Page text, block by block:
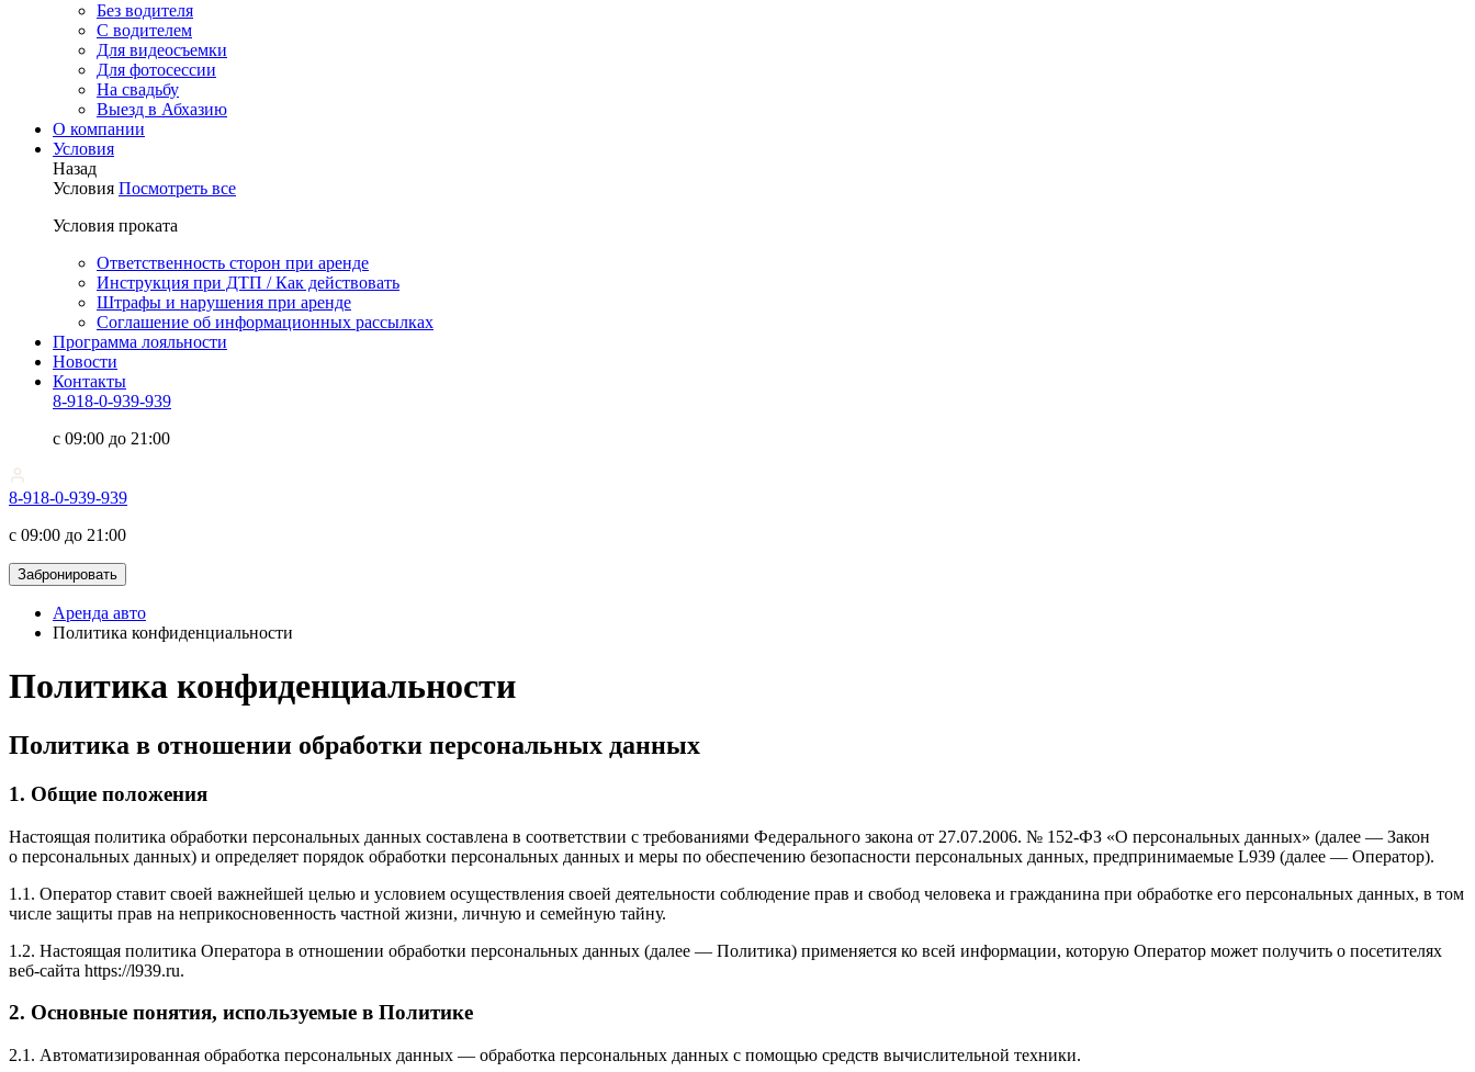
Без водителя
С водителем
Для видеосъемки
Для фотосессии
На свадьбу
Выезд в Абхазию
О компании
Условия
Назад
Условия Посмотреть все
Условия проката
Ответственность сторон при аренде
Инструкция при ДТП / Как действовать
Штрафы и нарушения при аренде
Соглашение об информационных рассылках
Программа лояльности
Новости
Контакты
8-918-0-939-939
с 09:00 до 21:00
8-918-0-939-939
с 09:00 до 21:00
Забронировать
Аренда авто
Политика конфиденциальности
Политика конфиденциальности
Политика в отношении обработки персональных данных
1. Общие положения
Настоящая политика обработки персональных данных составлена в соответствии с требованиями Федерального закона от 27.07.2006. № 152-ФЗ «О персональных данных» (далее — Закон
о персональных данных) и определяет порядок обработки персональных данных и меры по обеспечению безопасности персональных данных, предпринимаемые L939 (далее — Оператор).
1.1. Оператор ставит своей важнейшей целью и условием осуществления своей деятельности соблюдение прав и свобод человека и гражданина при обработке его персональных данных, в том
числе защиты прав на неприкосновенность частной жизни, личную и семейную тайну.
1.2. Настоящая политика Оператора в отношении обработки персональных данных (далее — Политика) применяется ко всей информации, которую Оператор может получить о посетителях
веб-сайта https://l939.ru.
2. Основные понятия, используемые в Политике
2.1. Автоматизированная обработка персональных данных — обработка персональных данных с помощью средств вычислительной техники.